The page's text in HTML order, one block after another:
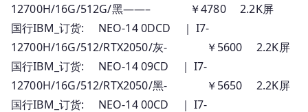
12700H/16G/512G/黑——– ￥4780 2.2K屏
国行IBM_订货: NEO-14 0DCD ｜ I7-
12700H/16G/512/RTX2050/灰- ￥5600 2.2K屏
国行IBM_订货: NEO-14 09CD ｜ I7-
12700H/16G/512/RTX2050/黑- ￥5650 2.2K屏
国行IBM_订货: NEO-14 00CD ｜ I7-